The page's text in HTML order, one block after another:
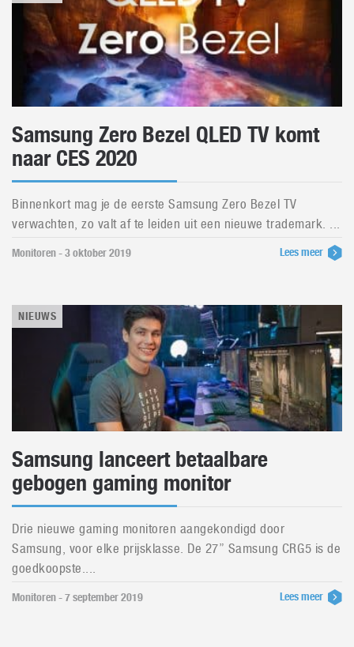
Samsung Zero Bezel QLED TV komt
naar CES 2020
Binnenkort mag je de eerste Samsung Zero Bezel TV
verwachten, zo valt af te leiden uit een nieuwe trademark. ...
Monitoren - 3 oktober 2019 Lees meer
NIEUWS
Samsung lanceert betaalbare
gebogen gaming monitor
Drie nieuwe gaming monitoren aangekondigd door
Samsung, voor elke prijsklasse. De 27” Samsung CRG5 is de
goedkoopste....
Monitoren - 7 september 2019 Lees meer